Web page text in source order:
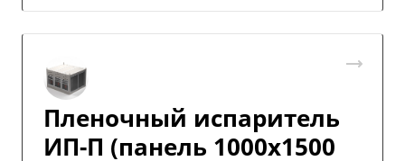
Пленочный испаритель
ИП-П (панель 1000х1500